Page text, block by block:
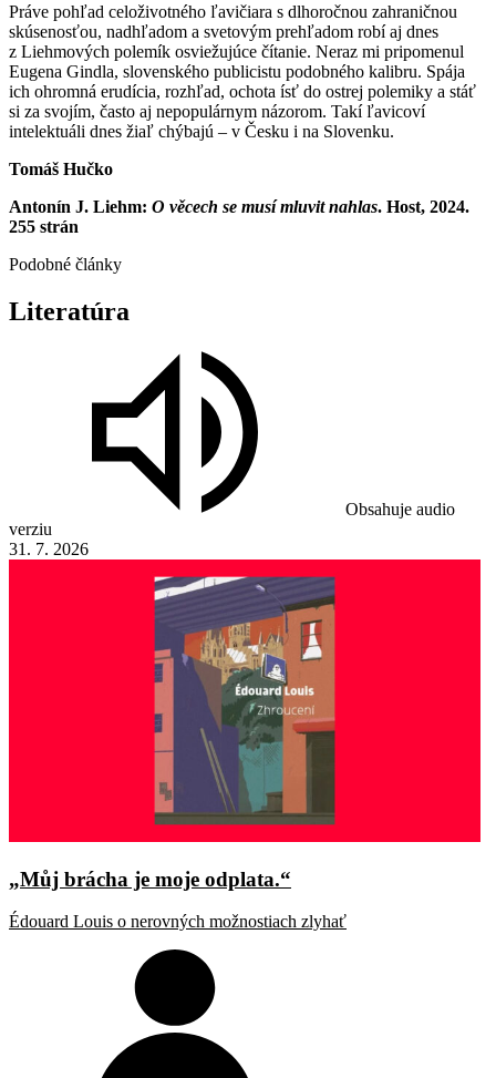
Práve pohľad celoživotného ľavičiara s dlhoročnou zahraničnou
skúsenosťou, nadhľadom a svetovým prehľadom robí aj dnes
z Liehmových polemík osviežujúce čítanie. Neraz mi pripomenul
Eugena Gindla, slovenského publicistu podobného kalibru. Spája
ich ohromná erudícia, rozhľad, ochota ísť do ostrej polemiky a stáť
si za svojím, často aj nepopulárnym názorom. Takí ľavicoví
intelektuáli dnes žiaľ chýbajú – v Česku i na Slovenku.
Tomáš Hučko
Antonín J. Liehm: O věcech se musí mluvit nahlas. Host, 2024.
255 strán
Podobné články
Literatúra
Obsahuje audio
verziu
31. 7. 2026
„Můj brácha je moje odplata.“
Édouard Louis o nerovných možnostiach zlyhať